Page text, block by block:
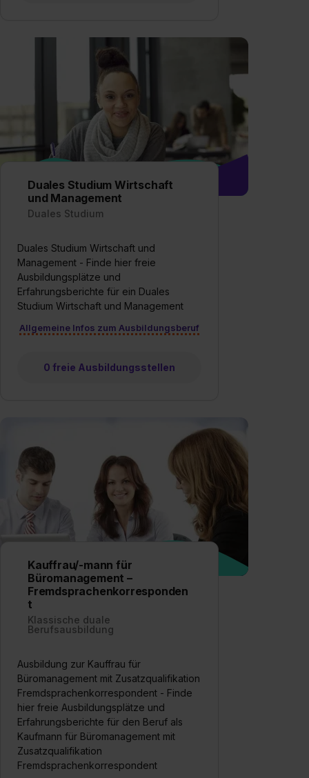
Duales Studium Wirtschaft
und Management
Duales Studium
Duales Studium Wirtschaft und
Management - Finde hier freie
Ausbildungsplätze und
Erfahrungsberichte für ein Duales
Studium Wirtschaft und Management
Allgemeine Infos zum Ausbildungsberuf
0 freie Ausbildungsstellen
Kauffrau/-mann für
Büromanagement –
Fremdsprachenkorresponden
t
Klassische duale
Berufsausbildung
Ausbildung zur Kauffrau für
Büromanagement mit Zusatzqualifikation
Fremdsprachenkorrespondent - Finde
hier freie Ausbildungsplätze und
Erfahrungsberichte für den Beruf als
Kaufmann für Büromanagement mit
Zusatzqualifikation
Fremdsprachenkorrespondent